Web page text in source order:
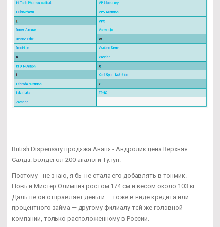
British Dispensary продажа Анапа - Андролик цена Верхняя
Салда: Болденол 200 аналоги Тулун.
Поэтому - не знаю, я бы не стала его добавлять в тонмик.
Новый Мистер Олимпия ростом 174 см и весом около 103 кг.
Дальше он отправляет деньги — тоже в виде кредита или
процентного займа — другому филиалу той же головной
компании, только расположенному в России.